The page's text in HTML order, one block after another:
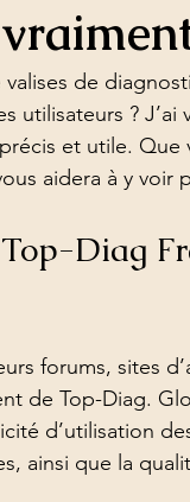
valise professionnelle
reset voyant ABS
défaut voiture
de
utilisateurs ?
et utile.
aidera à y voir
Diag
forums, sites
de Top-Diag.
d’utilisation
ainsi que la